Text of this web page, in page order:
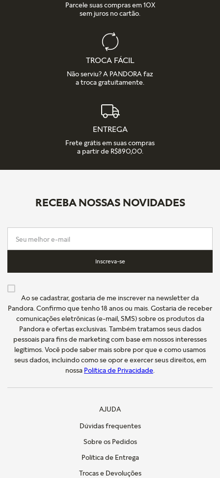
Parcele suas compras em 10X
sem juros no cartão.
TROCA FÁCIL
Não serviu? A PANDORA faz
a troca gratuitamente.
ENTREGA
Frete grátis em suas compras
a partir de R$890,00.
RECEBA NOSSAS NOVIDADES
Inscreva-se
Ao se cadastrar, gostaria de me inscrever na newsletter da
Pandora. Confirmo que tenho 18 anos ou mais. Gostaria de receber
comunicações eletrônicas (e-mail, SMS) sobre os produtos da
Pandora e ofertas exclusivas. Também tratamos seus dados
pessoais para fins de marketing com base em nossos interesses
legítimos. Você pode saber mais sobre por que e como usamos
seus dados, incluindo como se opor e exercer seus direitos, em
nossa Política de Privacidade
AJUDA
Dúvidas frequentes
Sobre os Pedidos
Política de Entrega
Trocas e Devoluções